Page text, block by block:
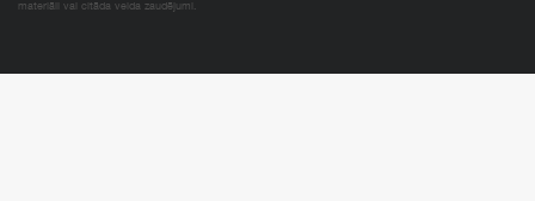
materiāli vai citāda veida zaudējumi.